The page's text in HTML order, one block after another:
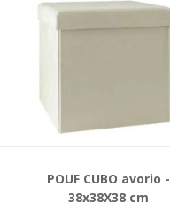
POUF CUBO avorio -
38x38X38 cm